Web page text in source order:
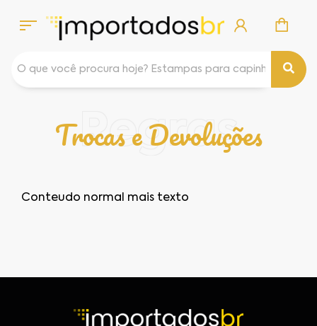
Trocas e Devoluções
Regras
Conteudo normal mais texto